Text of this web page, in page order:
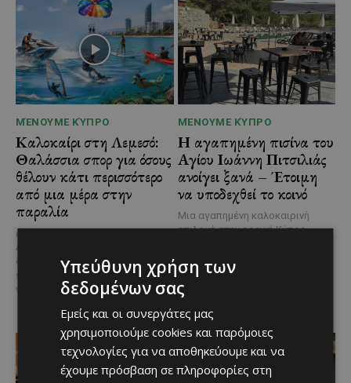
ΜΈΝΟΥΜΕ ΚΎΠΡΟ
Καλοκαίρι στη Λεμεσό:
Θαλάσσια σπορ για όσους
θέλουν κάτι περισσότερο
από μια μέρα στην
παραλία
@menoumekypro Καλοκαίρι στη
Λεμεσό σημαίνει θάλασσα,
δράση και… αδρεναλίνη!
Jet
ski, parasailing, SUP, καγιάκ,
wakeboard,...
ΜΈΝΟΥΜΕ ΚΎΠΡΟ
Η αγαπημένη πισίνα του
Αγίου Ιωάννη Πιτσιλιάς
ανοίγει ξανά – Έτοιμη
να υποδεχθεί το κοινό
Μια αγαπημένη καλοκαιρινή
επιλογή στην ορεινή Κύπρο
Ιωάννη Πιτσιλιάς ολοκλήρωσε
τις...
Υπεύθυνη χρήση των
δεδομένων σας
Εμείς και οι συνεργάτες μας
χρησιμοποιούμε cookies και παρόμοιες
τεχνολογίες για να αποθηκεύουμε και να
έχουμε πρόσβαση σε πληροφορίες στη